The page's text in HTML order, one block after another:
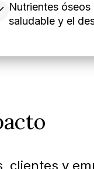
Nutrientes
saludable y el
clientes y